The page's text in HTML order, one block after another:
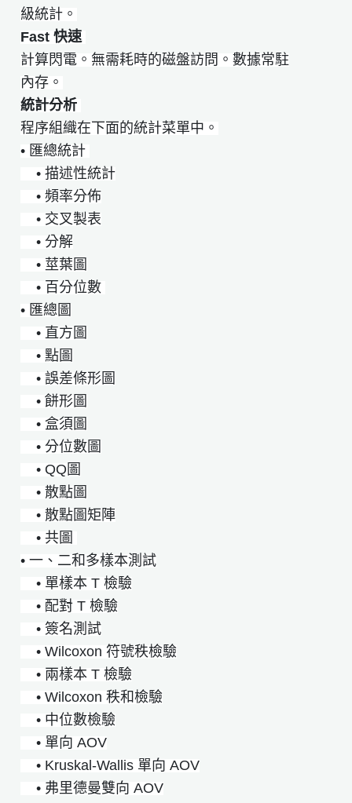
級統計。
Fast 快速
計算閃電。無需耗時的磁盤訪問。數據常駐
內存。
統計分析
程序組織在下面的統計菜單中。
• 匯總統計
• 描述性統計
• 頻率分佈
• 交叉製表
• 分解
• 莖葉圖
• 百分位數
• 匯總圖
• 直方圖
• 點圖
• 誤差條形圖
• 餅形圖
• 盒須圖
• 分位數圖
• QQ圖
• 散點圖
• 散點圖矩陣
• 共圖
• 一、二和多樣本測試
• 單樣本 T 檢驗
• 配對 T 檢驗
• 簽名測試
• Wilcoxon 符號秩檢驗
• 兩樣本 T 檢驗
• Wilcoxon 秩和檢驗
• 中位數檢驗
• 單向 AOV
• Kruskal-Wallis 單向 AOV
• 弗里德曼雙向 AOV